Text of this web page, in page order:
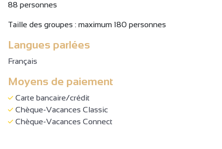
abricots, auprès de nos producteurs locaux. Il y en a pour
envies !
88 personnes
Taille des groupes : maximum 180 personnes
Langues parlées
Français
Moyens de paiement
Carte bancaire/crédit
Chèque-Vacances Classic
Chèque-Vacances Connect